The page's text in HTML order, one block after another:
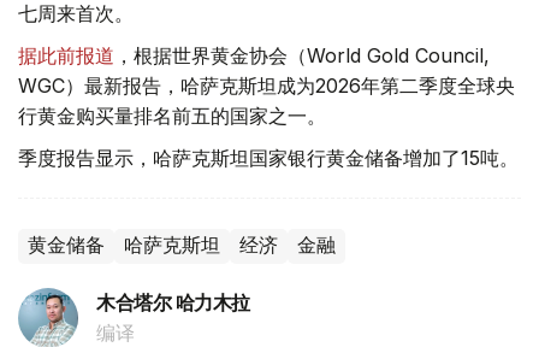
七周来首次。
据此前报道 ，根据世界黄金协会（World Gold Council,
WGC）最新报告，哈萨克斯坦成为2026年第二季度全球央
行黄金购买量排名前五的国家之一。
季度报告显示，哈萨克斯坦国家银行黄金储备增加了15吨。
黄金储备 哈萨克斯坦 经济 金融
木合塔尔 哈力木拉
编译